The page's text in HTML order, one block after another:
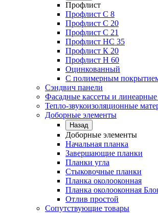
Профлист
Профлист С 8
Профлист С 20
Профлист C 21
Профлист НС 35
Профлист К 20
Профлист Н 60
Оцинкованный
С полимерным
Сэндвич панели
Фасадные кассеты и
Тепло-звукоизоляционные
Доборные элементы
Назад
Доборные элементы
Начальная планка
Завершающие планки
Планки угла
Стыковочные планки
Планка околооконная
Планка околооконная
Отлив простой
Сопутствующие товары